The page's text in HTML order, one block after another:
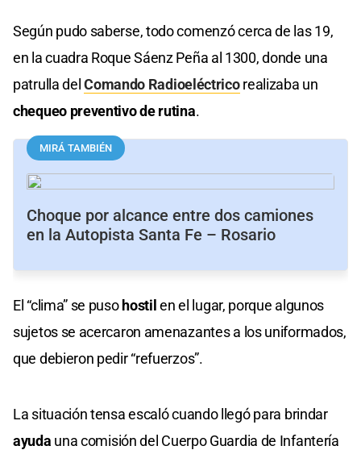
Según pudo saberse, todo comenzó cerca de las 19,
en la cuadra Roque Sáenz Peña al 1300, donde una
patrulla delComando Radioeléctricorealizaba un
chequeo preventivo de rutina.
MIRÁ TAMBIÉN
Choque por alcance entre dos camiones
en la Autopista Santa Fe – Rosario
El “clima” se pusohostilen el lugar, porque algunos
sujetos se acercaron amenazantes a los uniformados,
que debieron pedir “refuerzos”.
La situación tensa escaló cuando llegó para brindar
ayuda una comisión del Cuerpo Guardia de Infantería